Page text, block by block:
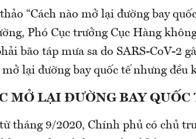
“Cách nào mở lại đường bay
Phó Cục trưởng Cục Hàng
bão táp mưa sa do SARS-CoV-2
lại đường bay quốc tế nhưng đều
MỞ LẠI ĐƯỜNG BAY QUỐC
tháng 9/2020, Chính phủ có chủ